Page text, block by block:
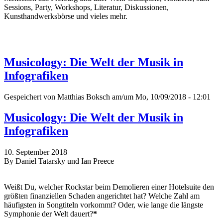
Sessions, Party, Workshops, Literatur, Diskussionen,
Kunsthandwerksbörse und vieles mehr.
Musicology: Die Welt der Musik in
Infografiken
Gespeichert von Matthias Boksch am/um Mo, 10/09/2018 - 12:01
Musicology: Die Welt der Musik in
Infografiken
10. September 2018
By Daniel Tatarsky und Ian Preece
Weißt Du, welcher Rockstar beim Demolieren einer Hotelsuite den
größten finanziellen Schaden angerichtet hat? Welche Zahl am
häufigsten in Songtiteln vorkommt? Oder, wie lange die längste
Symphonie der Welt dauert?*